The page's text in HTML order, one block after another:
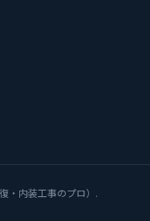
・内装工事のプロ）.